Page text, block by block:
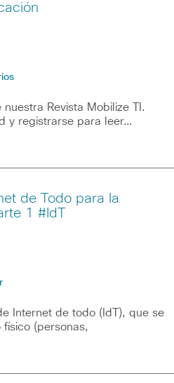
Revista Mobilize TI.
y registrarse para leer…
de Todo para la
1 #IdT
Internet de todo (IdT), que se
(personas,